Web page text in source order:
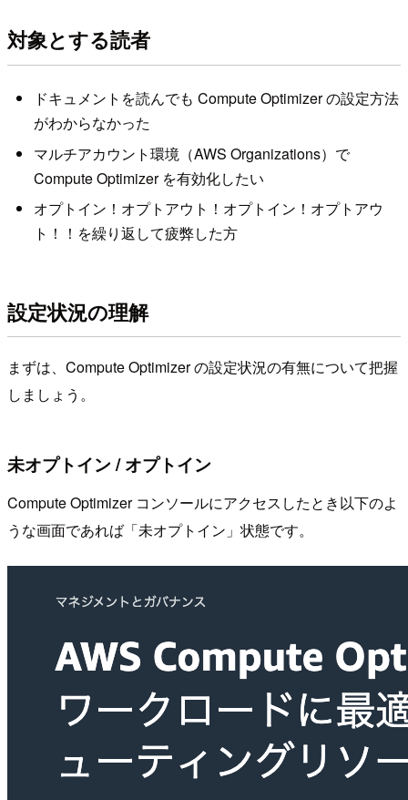
対象とする読者
ドキュメントを読んでも Compute Optimizer の設定方法
がわからなかった
マルチアカウント環境（AWS Organizations）で
Compute Optimizer を有効化したい
オプトイン！オプトアウト！オプトイン！オプトアウ
ト！！を繰り返して疲弊した方
設定状況の理解
まずは、Compute Optimizer の設定状況の有無について把握
しましょう。
未オプトイン / オプトイン
Compute Optimizer コンソールにアクセスしたとき以下のよ
うな画面であれば「未オプトイン」状態です。